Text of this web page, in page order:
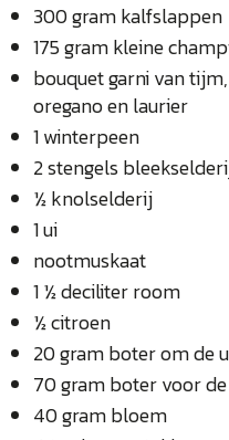
300 gram kalfslappen
175 gram kleine
bouquet garni van
oregano en laurier
1 winterpeen
2 stengels
½ knolselderij
1 ui
nootmuskaat
1 ½ deciliter room
½ citroen
20 gram boter om de
70 gram boter voor
40 gram bloem